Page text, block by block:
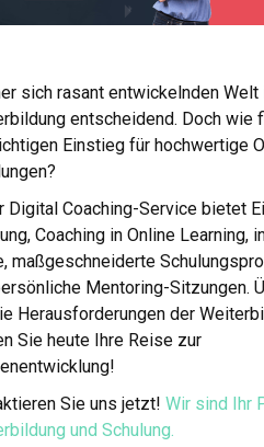
sich rasant entwickelnden
entscheidend. Doch wie
Einstieg für hochwertige
Digital Coaching-Service bietet
Coaching in Online Learning,
maßgeschneiderte
Mentoring-Sitzungen.
Herausforderungen der
Sie heute Ihre Reise zur
Sie uns jetzt! Wir sind Ihr
und Schulung.